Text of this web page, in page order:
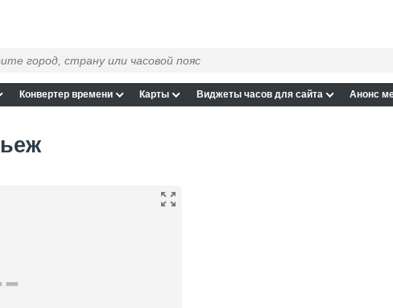
Конвертер времени Карты Виджеты часов для сайта Анонс